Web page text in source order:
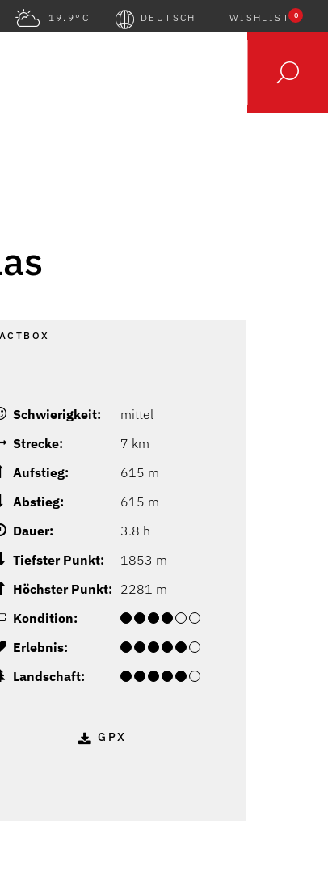
19.9°C DEUTSCH WISHLIST 0
Schwierigkeit:
mittel
Strecke:
7 km
Aufstieg:
615 m
Abstieg:
615 m
Dauer:
3.8 h
Tiefster Punkt:
1853 m
Höchster Punkt: 2281 m
Kondition:
Erlebnis:
Landschaft:
GPX